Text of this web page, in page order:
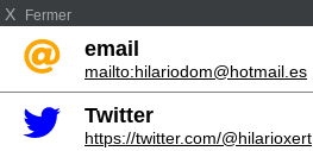
X Fermer
email
mailto:hilariodom@hotmail.es
Twitter
https://twitter.com/@hilarioxert